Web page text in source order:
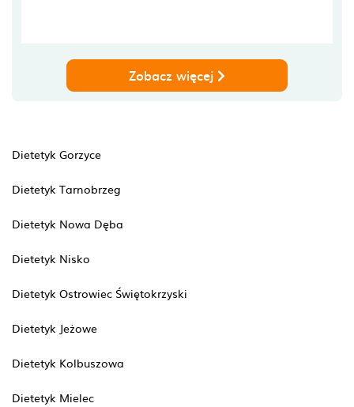
Zobacz więcej
Dietetyk Gorzyce
Dietetyk Tarnobrzeg
Dietetyk Nowa Dęba
Dietetyk Nisko
Dietetyk Ostrowiec Świętokrzyski
Dietetyk Jeżowe
Dietetyk Kolbuszowa
Dietetyk Mielec